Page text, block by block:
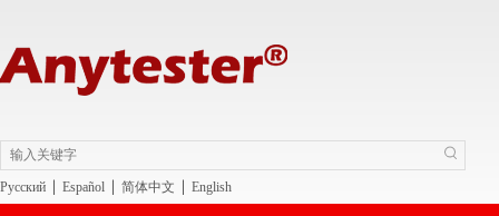
Pусский Español 简体中文 English